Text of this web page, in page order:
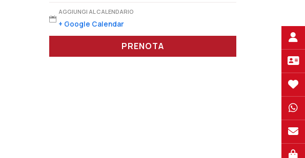

AGGIUNGI AL CALENDARIO
+ Google Calendar
PRENOTA